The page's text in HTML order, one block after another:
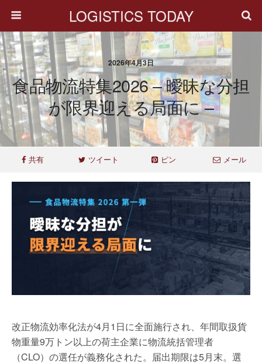
LOGISTICS TODAY
2026年4月3日
食品物流特集2026 – 曖昧な分担
が限界迎える局面に –
共有 ツイート ピン メール
改正物流効率化法が4月1日に全面施行され、年間取扱貨
物重量9万トン以上の荷主企業に物流統括管理者
（CLO）の選任が義務化された。届出期限は5月末。選